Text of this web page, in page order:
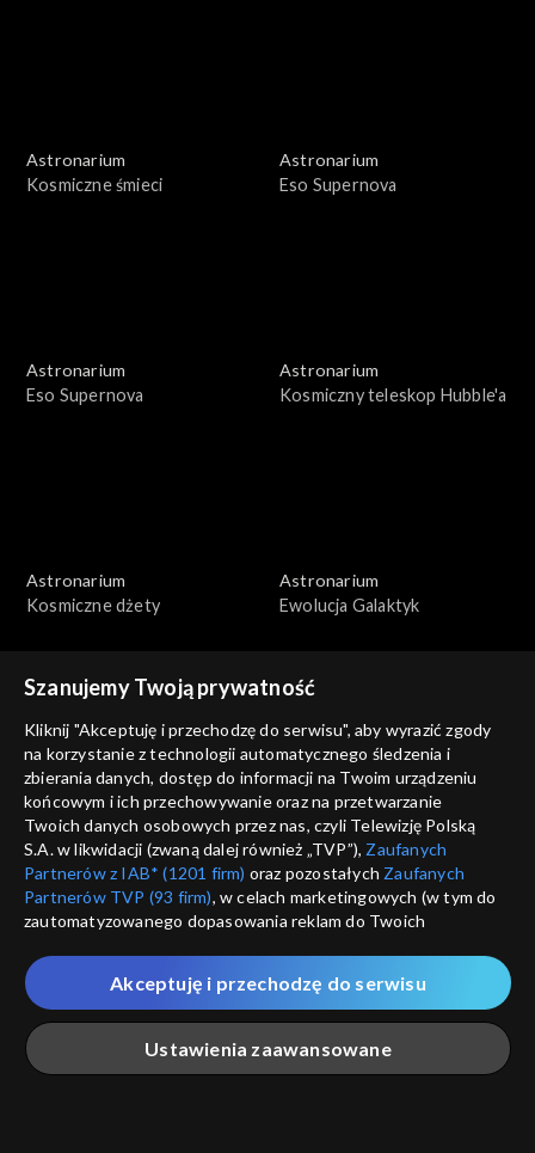
Astronarium
Kosmiczne śmieci
Astronarium
Eso Supernova
Astronarium
Eso Supernova
Astronarium
Kosmiczny teleskop Hubble'a
Astronarium
Kosmiczne dżety
Astronarium
Ewolucja Galaktyk
Astronarium
Kosmiczne masery
Astronarium
Supernowe
Astronarium
Planety karłowate
Astronarium
Planetoidy
Szanujemy Twoją prywatność
Kliknij "Akceptuję i przechodzę do serwisu", aby wyrazić zgody
na korzystanie z technologii automatycznego śledzenia i
zbierania danych, dostęp do informacji na Twoim urządzeniu
końcowym i ich przechowywanie oraz na przetwarzanie
Twoich danych osobowych przez nas, czyli Telewizję Polską
S.A. w likwidacji (zwaną dalej również „TVP”), Zaufanych
Partnerów z IAB* (1201 firm) oraz pozostałych Zaufanych
Partnerów TVP (93 firm), w celach marketingowych (w tym do
zautomatyzowanego dopasowania reklam do Twoich
które wskazujemy poniżej, a także zgody na udostępnianie
przez nas identyfikatora PPID do Google.
Twoje dane osobowe zbierane podczas odwiedzania przez
Ciebie naszych
poszczególnych serwisówzwanych dalej
„Portalem”, w tym informacje zapisywane za pomocą
Ustawienia zaawansowane
Akceptuję i przechodzę do serwisu